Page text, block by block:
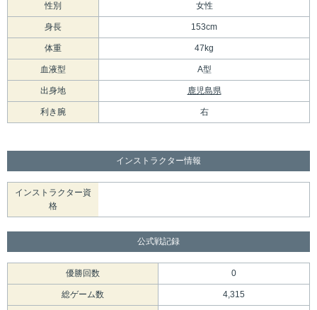
性別 女性
身長 153cm
体重 47kg
血液型 A型
出身地 鹿児島県
利き腕 右
インストラクター情報
インストラクター資
格
公式戦記録
優勝回数 0
総ゲーム数 4,315